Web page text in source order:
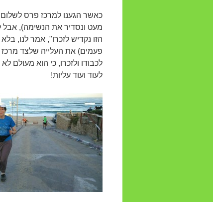
כאשר הגענו למרכז פרס לשלום
מעט ונסדיר את הנשימה), אבל
הזו נקדיש לזכרו", אמר לנו,
פעמים) את העלייה שלצד מרכז
לכבודו ולזכרו, כי הוא מעולם
לעוד ועוד עליות!